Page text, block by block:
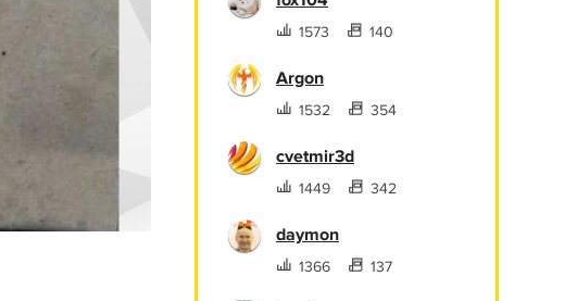
1573 140
Argon
1532 354
cvetmir3d
1449 342
daymon
1366 137